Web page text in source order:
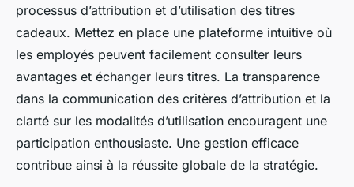
processus d’attribution et d’utilisation des titres
cadeaux. Mettez en place une plateforme intuitive où
les employés peuvent facilement consulter leurs
avantages et échanger leurs titres. La transparence
dans la communication des critères d’attribution et la
clarté sur les modalités d’utilisation encouragent une
participation enthousiaste. Une gestion efficace
contribue ainsi à la réussite globale de la stratégie.